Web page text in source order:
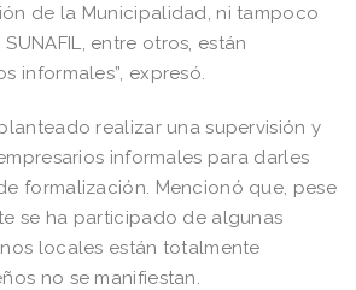
de la Municipalidad, ni tampoco
SUNAFIL, entre otros, están
informales”, expresó.
realizar una supervisión y
informales para darles
formalización. Mencionó que, pese
se ha participado de algunas
locales están totalmente
no se manifiestan.